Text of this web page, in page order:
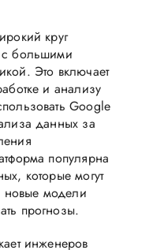
круг
с большими
Это включает
и анализу
Google
данных за
популярна
которые могут
новые модели
прогнозы.
инженеров